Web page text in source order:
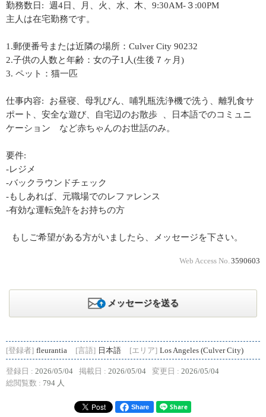
勤務数日: 週4日、月、火、水、木、9:30AM-３:00PM
主人は在宅勤務です。
1.郵便番号または近隣の場所：Culver City 90232
2.子供の人数と年齢：女の子1人(生後７ヶ月)
3. ペット：猫一匹
仕事内容: お昼寝、母乳びん、哺乳瓶洗浄機で洗う、離乳食サ
ポート、安全な遊び、自宅辺のお散歩 、日本語でのコミュニ
ケーション など赤ちゃんのお世話のみ。
要件:
-レジメ
-バックラウンドチェック
-もしあれば、元職場でのレファレンス
-有効な運転免許をお持ちの方
もしご希望がある方がいましたら、メッセージを下さい。
Web Access No. 3590603
メッセージを送る
[登録者] fleurantia [言語] 日本語 [エリア] Los Angeles (Culver City)
登録日 : 2026/05/04 掲載日 : 2026/05/04 変更日 : 2026/05/04
総閲覧数 : 794 人
Share